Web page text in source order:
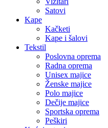
Satovi
Kape
Kačketi
Kape i šalovi
Tekstil
Poslovna oprema
Radna oprema
Unisex majice
Ženske majice
Polo majice
Dečije majice
Sportska oprema
Peškiri